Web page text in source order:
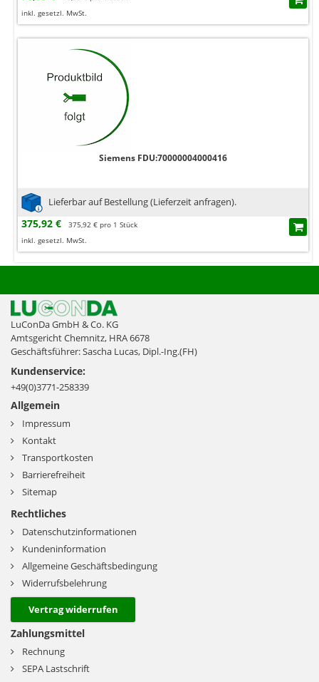
inkl. gesetzl. MwSt.
Siemens FDU:70000004000416
Lieferbar auf Bestellung (Lieferzeit anfragen).
375,92 €
375,92 € pro 1 Stück
inkl. gesetzl. MwSt.
LuConDa GmbH & Co. KG
Amtsgericht Chemnitz, HRA 6678
Geschäftsführer: Sascha Lucas, Dipl.-Ing.(FH)
Kundenservice:
+49(0)3771-258339
Allgemein
Impressum
Kontakt
Transportkosten
Barrierefreiheit
Sitemap
Rechtliches
Datenschutzinformationen
Kundeninformation
Allgemeine Geschäftsbedingung
Widerrufsbelehrung
Vertrag widerrufen
Zahlungsmittel
Rechnung
SEPA Lastschrift